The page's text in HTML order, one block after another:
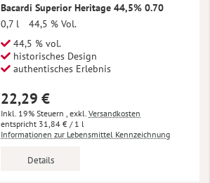
Bacardi Superior Heritage 44,5% 0.70
0,7 l
44,5 % Vol.
44,5 % vol.
historisches Design
authentisches Erlebnis
22,29 €
Inkl. 19% Steuern , exkl. Versandkosten
31,84 € / 1 l
Informationen zur Lebensmittel Kennzeichnung
Details